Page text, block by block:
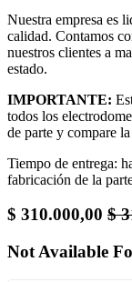
Nuestra empresa es
calidad. Contamos
nuestros clientes a
estado.
IMPORTANTE:
todos los
de parte y compare
Tiempo de entrega:
fabricación de la
$ 310.000,00 $
Not Available